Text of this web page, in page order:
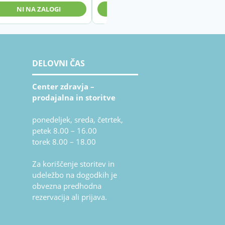
NI NA ZALOGI
DELOVNI ČAS
Center zdravja –
prodajalna in storitve
ponedeljek, sreda, četrtek,
petek 8.00 – 16.00
torek 8.00 – 18.00
Za koriščenje storitev in
udeležbo na dogodkih je
obvezna predhodna
rezervacija ali prijava.